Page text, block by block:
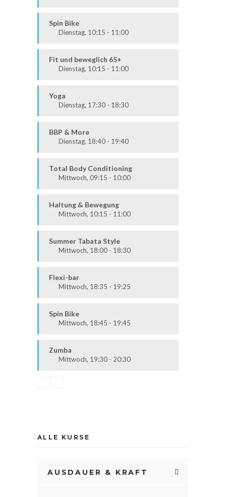
Alle
Spin Bike
Dienstag, 10:15 - 11:00
Fit und beweglich 65+
Dienstag, 10:15 - 11:00
Alle
Yoga
Dienstag, 17:30 - 18:30
Alle
BBP & More
Dienstag, 18:40 - 19:40
Alle
Total Body Conditioning
Mittwoch, 09:15 - 10:00
Alle
Haltung & Bewegung
Mittwoch, 10:15 - 11:00
Prävention
Summer Tabata Style
Mittwoch, 18:00 - 18:30
Mittel / Fortgeschritten
Flexi-bar
Mittwoch, 18:35 - 19:25
Alle
Spin Bike
Mittwoch, 18:45 - 19:45
Zumba
Mittwoch, 19:30 - 20:30
ALLE KURSE
AUSDAUER & KRAFT